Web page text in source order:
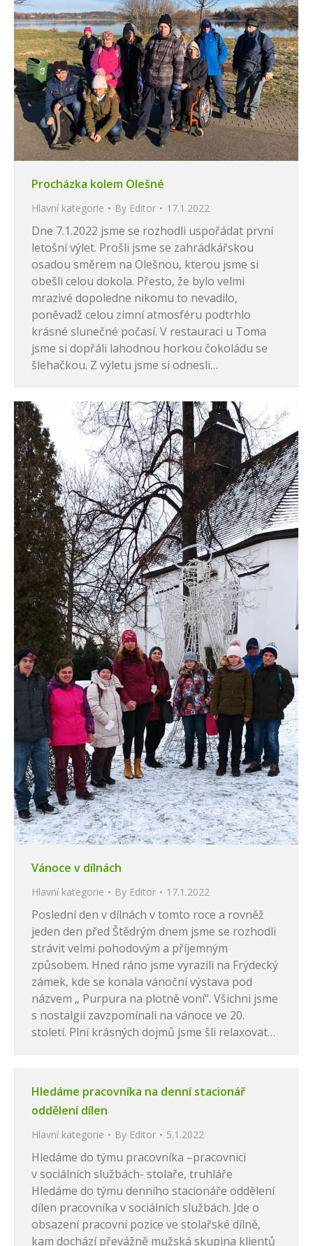
Procházka kolem OIešné
Hlavní kategorie By Editor 17.1.2022
Dne 7.1.2022 jsme se rozhodli uspořádat první
letošní výlet. Prošli jsme se zahrádkářskou
osadou směrem na Olešnou, kterou jsme si
obešli celou dokola. Přesto, že bylo velmi
mrazivé dopoledne nikomu to nevadilo,
poněvadž celou zimní atmosféru podtrhlo
krásné slunečné počasí. V restauraci u Toma
jsme si dopřáli lahodnou horkou čokoládu se
šlehačkou. Z výletu jsme si odnesli…
Vánoce v dílnách
Hlavní kategorie By Editor 17.1.2022
Poslední den v dílnách v tomto roce a rovněž
jeden den před Štědrým dnem jsme se rozhodli
strávit velmi pohodovým a příjemným
způsobem. Hned ráno jsme vyrazili na Frýdecký
zámek, kde se konala vánoční výstava pod
názvem „ Purpura na plotně voní“. Všichni jsme
s nostalgií zavzpomínali na vánoce ve 20.
století. Plní krásných dojmů jsme šli relaxovat…
Hledáme pracovníka na denní stacionář
oddělení dílen
Hlavní kategorie By Editor 5.1.2022
Hledáme do týmu pracovníka –pracovnici
v sociálních službách- stolaře, truhláře
Hledáme do týmu denního stacionáře oddělení
dílen pracovníka v sociálních službách. Jde o
obsazení pracovní pozice ve stolařské dílně,
kam dochází převážně mužská skupina klientů